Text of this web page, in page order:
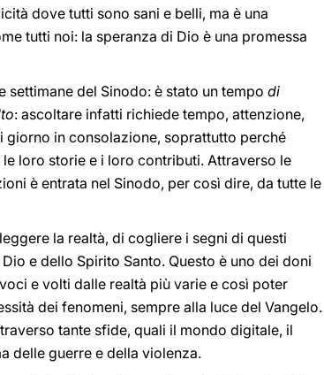
dove tutti sono sani e belli, ma è una
tutti noi: la speranza di Dio è una promessa
settimane del Sinodo: è stato un tempo di
: ascoltare infatti richiede tempo, attenzione,
giorno in consolazione, soprattutto perché
loro storie e i loro contributi. Attraverso le
è entrata nel Sinodo, per così dire, da tutte le
la realtà, di cogliere i segni di questi
e dello Spirito Santo. Questo è uno dei doni
e volti dalle realtà più varie e così poter
dei fenomeni, sempre alla luce del Vangelo.
tante sfide, quali il mondo digitale, il
delle guerre e della violenza.